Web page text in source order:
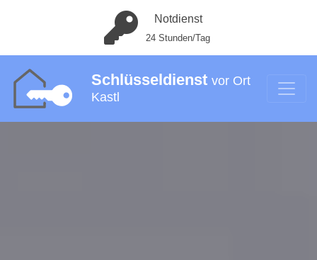
Notdienst
24 Stunden/Tag
Schlüsseldienst vor Ort
Kastl